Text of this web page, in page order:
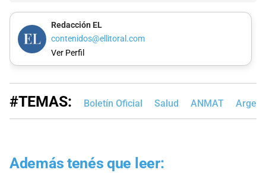
Redacción EL
contenidos@ellitoral.com
Ver Perfil
#TEMAS: Boletín Oficial Salud ANMAT
Además tenés que leer: